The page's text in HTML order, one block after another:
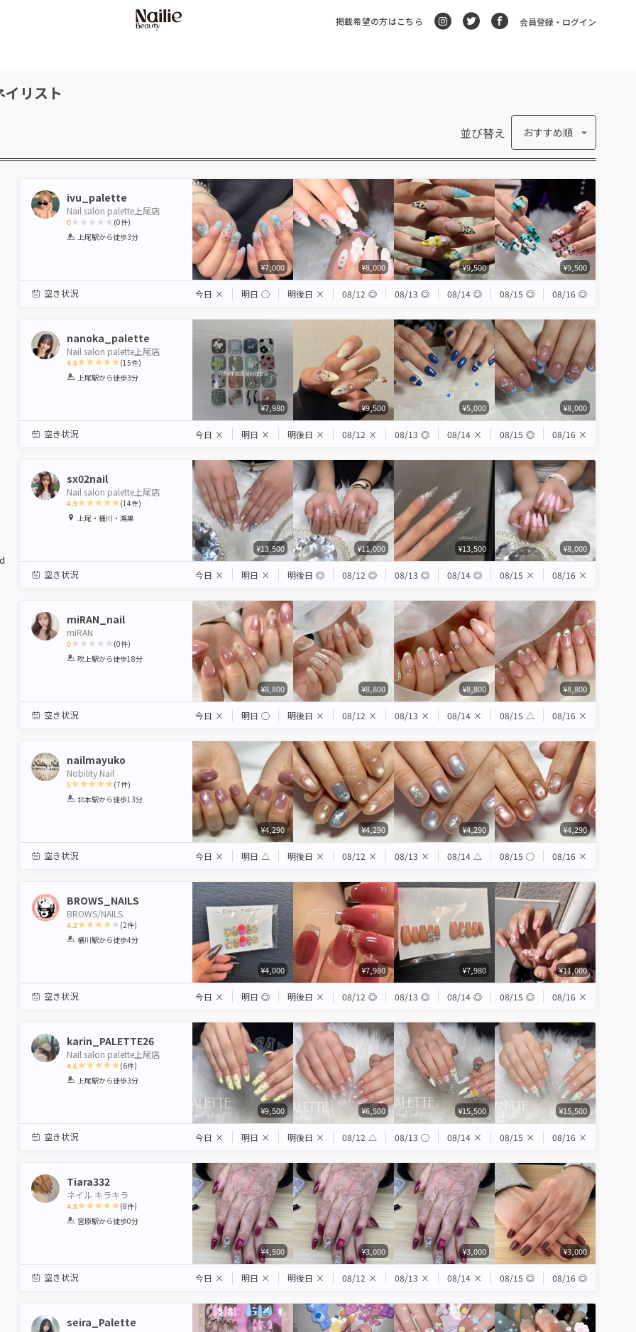
掲載希望の方はこちら 会員登録・ログイン
リスト
並び替え おすすめ順
ivu_palette
Nail salon palette上尾店
0
1 2 3 4 5
(0件)
上尾駅から徒歩3分
¥7,000 ¥8,000 ¥9,500 ¥9,500
空き状況 今日 × 明日 ◯ 明後日 × 08/12 ◎ 08/13 ◎ 08/14 ◎ 08/15 ◎ 08/16 ◎
nanoka_palette
Nail salon palette上尾店
4.8
1 2 3 4 5
(15件)
上尾駅から徒歩3分
¥7,980 ¥9,500 ¥5,000 ¥8,000
空き状況 今日 × 明日 × 明後日 × 08/12 × 08/13 ◎ 08/14 × 08/15 ◎ 08/16 ×
sx02nail
Nail salon palette上尾店
4.9
1 2 3 4 5
(14件)
上尾・桶川・鴻巣
¥13,500 ¥11,000 ¥13,500 ¥8,000
空き状況 今日 × 明日 × 明後日 ◎ 08/12 ◎ 08/13 ◎ 08/14 ◎ 08/15 × 08/16 ×
miRAN_nail
miRAN
0
1 2 3 4 5
(0件)
吹上駅から徒歩18分
¥8,800 ¥8,800 ¥8,800 ¥8,800
空き状況 今日 × 明日 ◯ 明後日 × 08/12 × 08/13 × 08/14 × 08/15 △ 08/16 ×
nailmayuko
Nobility Nail
5
1 2 3 4 5
(7件)
北本駅から徒歩13分
¥4,290 ¥4,290 ¥4,290 ¥4,290
空き状況 今日 × 明日 △ 明後日 × 08/12 × 08/13 × 08/14 △ 08/15 ◯ 08/16 ×
BROWS_NAILS
BROWS/NAILS
4.2
1 2 3 4 5
(2件)
桶川駅から徒歩4分
¥4,000 ¥7,980 ¥7,980 ¥11,000
空き状況 今日 × 明日 ◎ 明後日 × 08/12 ◎ 08/13 ◎ 08/14 ◎ 08/15 ◎ 08/16 ×
karin_PALETTE26
Nail salon palette上尾店
4.6
1 2 3 4 5
(6件)
上尾駅から徒歩3分
¥9,500 ¥6,500 ¥15,500 ¥15,500
空き状況 今日 × 明日 × 明後日 × 08/12 △ 08/13 ◯ 08/14 × 08/15 × 08/16 ×
Tiara332
ネイル キラキラ
4.8
1 2 3 4 5
(8件)
宮原駅から徒歩0分
¥4,500 ¥3,000 ¥3,000 ¥3,000
空き状況 今日 × 明日 × 明後日 × 08/12 × 08/13 × 08/14 × 08/15 ◎ 08/16 ◎
seira_Palette